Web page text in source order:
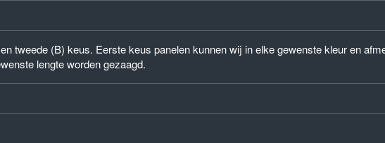
tweede (B) keus. Eerste keus panelen kunnen wij in elke gewenste kleur en
lengte worden gezaagd.